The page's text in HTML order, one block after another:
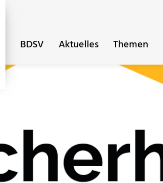
BDSV Aktuelles Themen